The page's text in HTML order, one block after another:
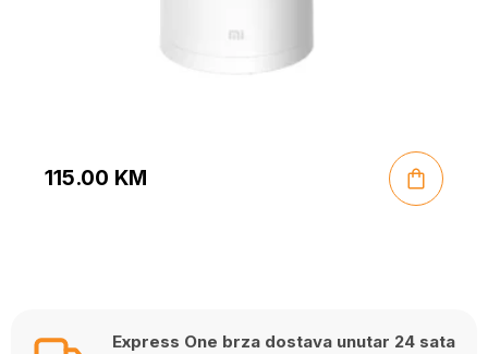
115.00 KM
Express One brza dostava unutar 24 sata